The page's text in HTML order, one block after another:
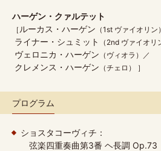
ハーゲン・クァルテット
ルーカス・ハーゲン （1st ヴァイオリン）
ライナー・シュミット （2nd ヴァイオリ
ヴェロニカ・ハーゲン （ヴィオラ）
クレメンス・ハーゲン （チェロ）
プログラム
ショスタコーヴィチ：
弦楽四重奏曲第3番 ヘ長調 Op.73